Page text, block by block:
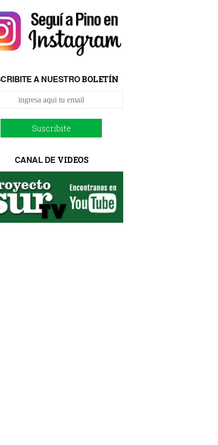
A NUESTROBOLETÍN
Suscribite
CANAL DE VIDEOS